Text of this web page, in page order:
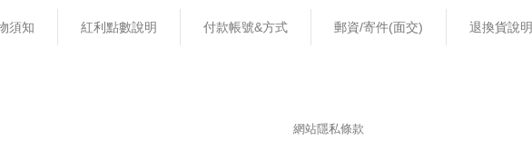
須知 紅利點數說明 付款帳號&方式 郵資/寄件(面交) 退換貨說明
網站隱私條款